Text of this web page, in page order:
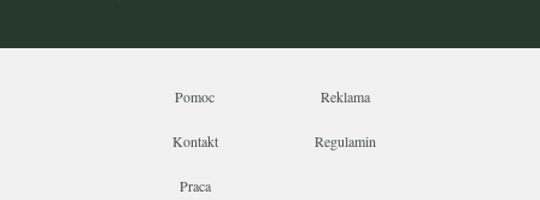
Pomoc Reklama
Kontakt Regulamin
Praca